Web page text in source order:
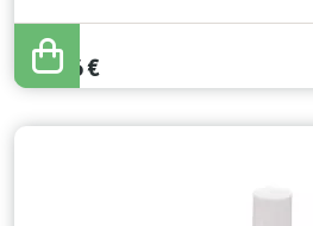
29,95
25,46€